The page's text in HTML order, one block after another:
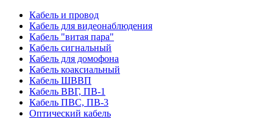
Кабель и провод
Кабель для видеонаблюдения
Кабель "витая пара"
Кабель сигнальный
Кабель для домофона
Кабель коаксиальный
Кабель ШВВП
Кабель ВВГ, ПВ-1
Кабель ПВС, ПВ-3
Оптический кабель